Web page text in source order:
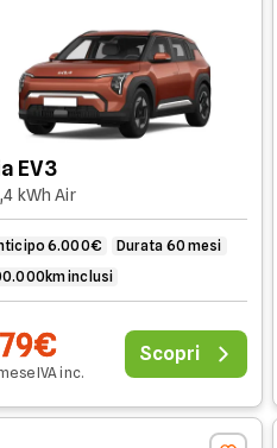
EV3
kWh Air
6.000€
Durata 60 mesi
inclusi
IVAinc.
Scopri